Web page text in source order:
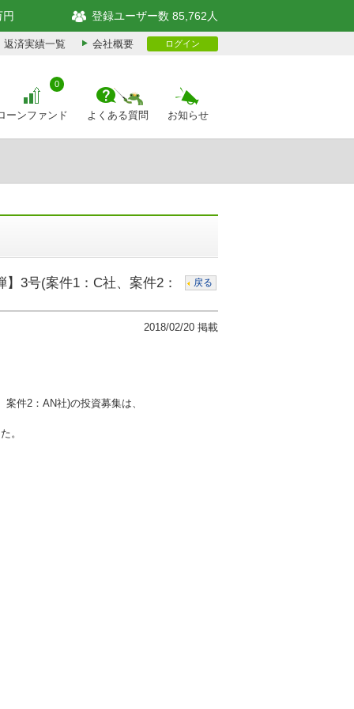
円 登録ユーザー数 85,762人
返済実績一覧 会社概要 ログイン
ーンファンド
0
よくある質問 お知らせ
3号(案件1：C社、案件2： 戻る
2018/02/20 掲載
案件2：AN社)の投資募集は、
。